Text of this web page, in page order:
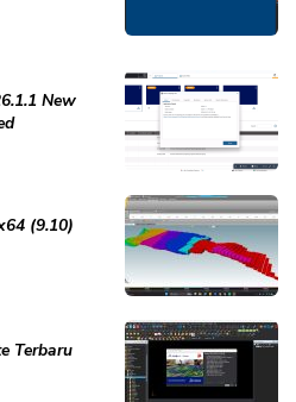
New
(9.10)
Terbaru